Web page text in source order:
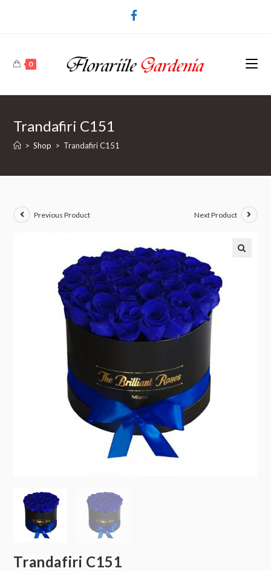
0
Trandafiri C151
> Shop > Trandafiri C151
Previous Product Next Product
Trandafiri C151